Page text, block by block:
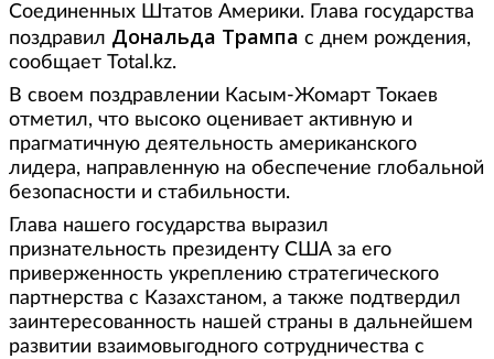
Соединенных Штатов Америки. Глава государства
поздравил Дональда Трампа с днем рождения,
сообщает Total.kz.
В своем поздравлении Касым-Жомарт Токаев
отметил, что высоко оценивает активную и
прагматичную деятельность американского
лидера, направленную на обеспечение глобальной
безопасности и стабильности.
Глава нашего государства выразил
признательность президенту США за его
приверженность укреплению стратегического
партнерства с Казахстаном, а также подтвердил
заинтересованность нашей страны в дальнейшем
развитии взаимовыгодного сотрудничества с